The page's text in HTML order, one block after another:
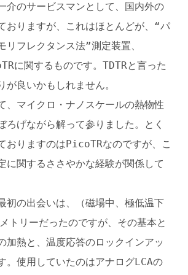
介のサービスマンとして、国内外の
おりますが、これはほとんどが、“パ
リフレクタンス法”測定装置、
に関するものです。TDTRと言った
が良いかもしれません。
、マイクロ・ナノスケールの熱物性
ろげながら解って参りました。とく
おりますのはPicoTRなのですが、こ
に関するささやかな経験が関係して
初の出会いは、（磁場中、極低温下
トリーだったのですが、その基本と
加熱と、温度応答のロックインアッ
。使用していたのはアナログLCAの